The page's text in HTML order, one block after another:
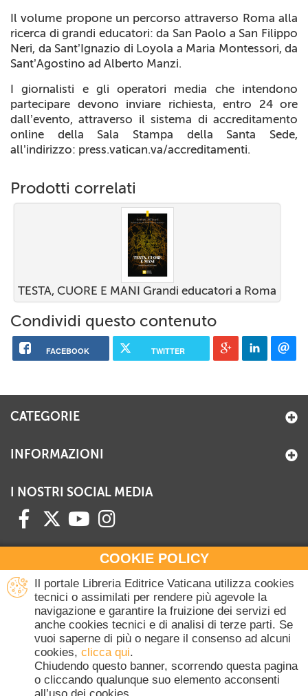
Il volume propone un percorso attraverso Roma alla
ricerca di grandi educatori: da San Paolo a San Filippo
Neri, da Sant’Ignazio di Loyola a Maria Montessori, da
Sant’Agostino ad Alberto Manzi.
I giornalisti e gli operatori media che intendono
partecipare devono inviare richiesta, entro 24 ore
dall’evento, attraverso il sistema di accreditamento
online della Sala Stampa della Santa Sede,
all’indirizzo: press.vatican.va/accreditamenti.
Prodotti correlati
TESTA, CUORE E MANI Grandi educatori a Roma
Condividi questo contenuto
FACEBOOK TWITTER
COOKIE POLICY
Il portale Libreria Editrice Vaticana utilizza cookies
tecnici o assimilati per rendere più agevole la
navigazione e garantire la fruizione dei servizi ed
anche cookies tecnici e di analisi di terze parti. Se
vuoi saperne di più o negare il consenso ad alcuni
cookies, clicca qui.
Chiudendo questo banner, scorrendo questa pagina
o cliccando qualunque suo elemento acconsenti
CATEGORIE
INFORMAZIONI
I NOSTRI SOCIAL MEDIA
HAI BISOGNO DI INFORMAZIONI?
Contattaci all'Ufficio Commerciale
+39 06 698 45780
Lunedì-Giovedì 8-16.30
Venerdì 8-14
(Escluse festività Vaticane)